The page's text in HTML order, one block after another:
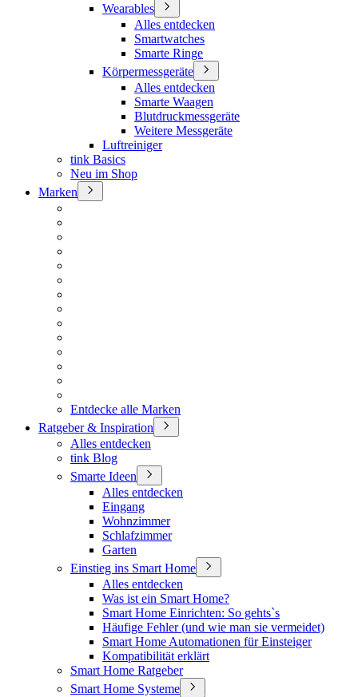
Wearables
Alles entdecken
Smartwatches
Smarte Ringe
Körpermessgeräte
Alles entdecken
Smarte Waagen
Blutdruckmessgeräte
Weitere Messgeräte
Luftreiniger
tink Basics
Neu im Shop
Marken
Entdecke alle Marken
Ratgeber & Inspiration
Alles entdecken
tink Blog
Smarte Ideen
Alles entdecken
Eingang
Wohnzimmer
Schlafzimmer
Garten
Einstieg ins Smart Home
Alles entdecken
Was ist ein Smart Home?
Smart Home Einrichten: So gehts`s
Häufige Fehler (und wie man sie vermeidet)
Smart Home Automationen für Einsteiger
Kompatibilität erklärt
Smart Home Ratgeber
Smart Home Systeme